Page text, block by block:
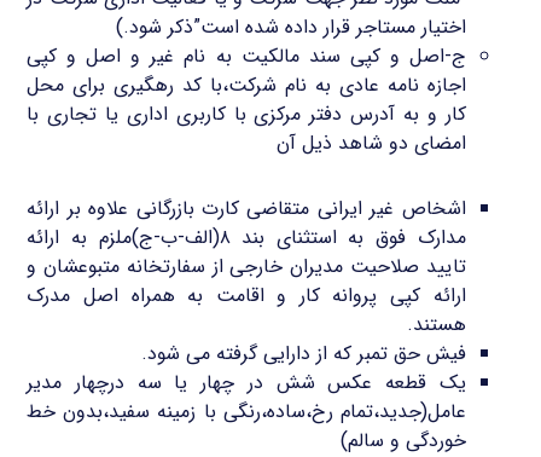
اختیار مستاجر قرار داده شده است”ذکر شود.)
ج-اصل و کپی سند مالکیت به نام غیر و اصل و کپی
اجازه نامه عادی به نام شرکت،با کد رهگیری برای محل
کار و به آدرس دفتر مرکزی با کاربری اداری یا تجاری با
امضای دو شاهد ذیل آن
اشخاص غیر ایرانی متقاضی کارت بازرگانی علاوه بر ارائه
مدارک فوق به استثنای بند ۸(الف-ب-ج)ملزم به ارائه
تایید صلاحیت مدیران خارجی از سفارتخانه متبوعشان و
ارائه کپی پروانه کار و اقامت به همراه اصل مدرک
هستند.
فیش حق تمبر که از دارایی گرفته می شود.
یک قطعه عکس شش در چهار یا سه درچهار مدیر
عامل(جدید،تمام رخ،ساده،رنگی با زمینه سفید،بدون خط
خوردگی و سالم)